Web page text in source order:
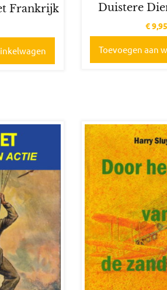
Frankrijk Duistere
€9,95
Toevoegen aan